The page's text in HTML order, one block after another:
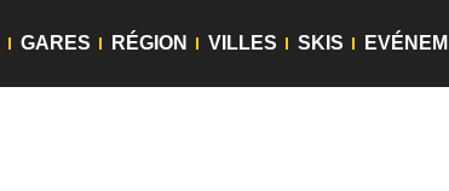
GARES RÉGION VILLES SKIS